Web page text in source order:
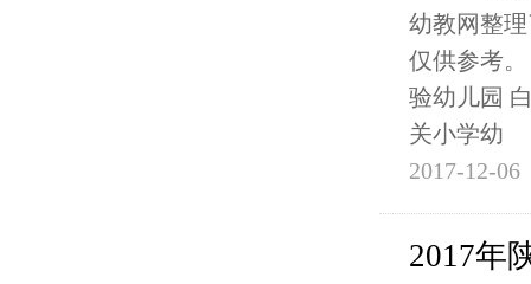
幼教网整
仅供参考
验幼儿园
关小学幼
2017-12-06
2017年